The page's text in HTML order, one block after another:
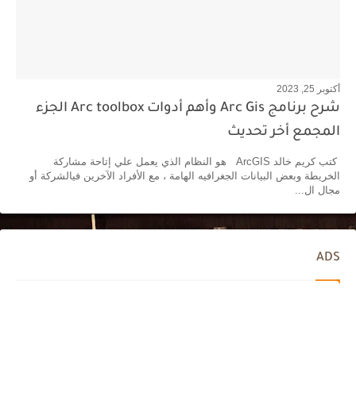
أكتوبر 25, 2023
شرح برنامج Arc Gis وأهم أدوات Arc toolbox الجزء
المجمع أخر تحديث
كتب كريم خالد ArcGIS هو النظام الذي يعمل علي إتاحة مشاركة
الخريطة وبعض البيانات الجغرافيه الهامة ، مع الأفراد الآخرين فيالشركة أو
مجال ال...
ADS